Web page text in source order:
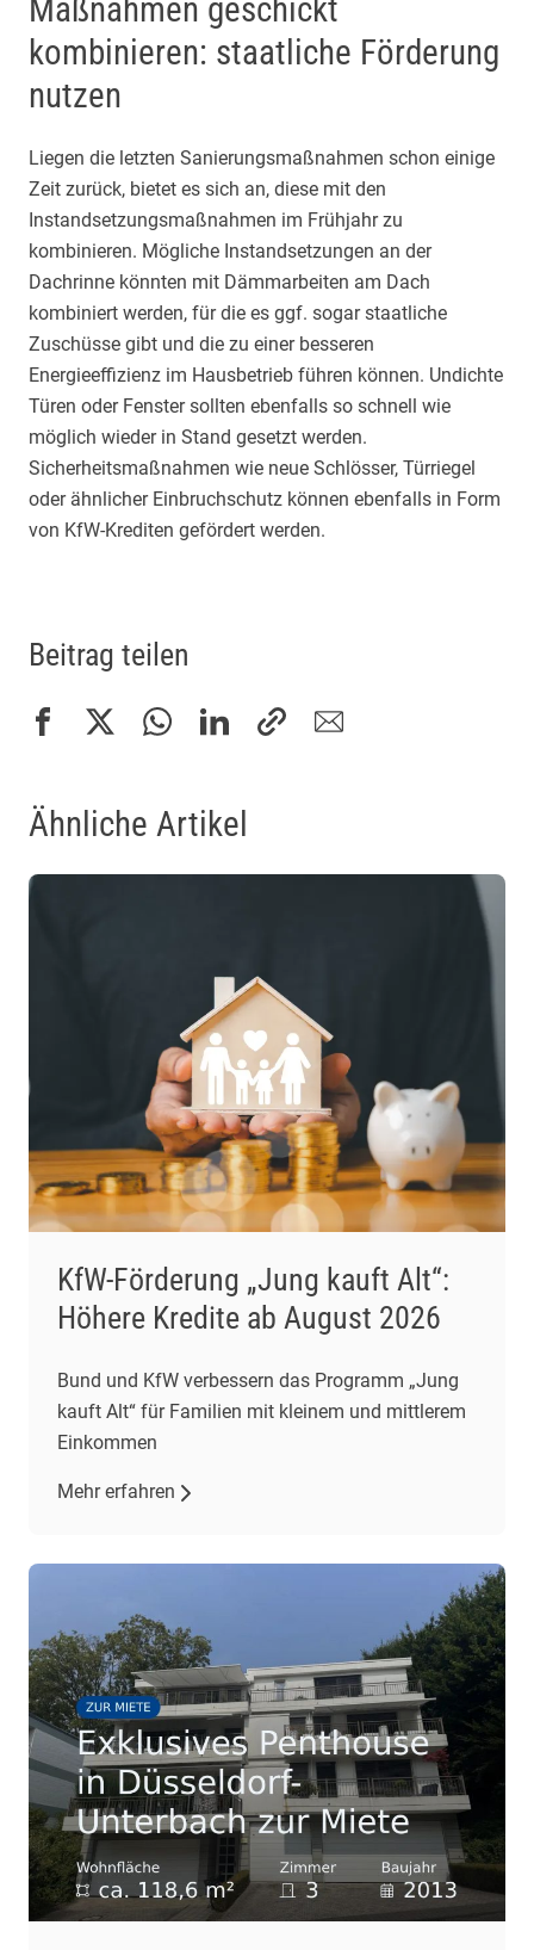
Maßnahmen geschickt
kombinieren: staatliche Förderung
nutzen
Liegen die letzten Sanierungsmaßnahmen schon einige
Zeit zurück, bietet es sich an, diese mit den
Instandsetzungsmaßnahmen im Frühjahr zu
kombinieren. Mögliche Instandsetzungen an der
Dachrinne könnten mit Dämmarbeiten am Dach
kombiniert werden, für die es ggf. sogar staatliche
Zuschüsse gibt und die zu einer besseren
Energieeffizienz im Hausbetrieb führen können. Undichte
Türen oder Fenster sollten ebenfalls so schnell wie
möglich wieder in Stand gesetzt werden.
Sicherheitsmaßnahmen wie neue Schlösser, Türriegel
oder ähnlicher Einbruchschutz können ebenfalls in Form
von KfW-Krediten gefördert werden.
Beitrag teilen
Ähnliche Artikel
KfW-Förderung „Jung kauft Alt“:
Höhere Kredite ab August 2026
Bund und KfW verbessern das Programm „Jung
kauft Alt“ für Familien mit kleinem und mittlerem
Einkommen
Mehr erfahren